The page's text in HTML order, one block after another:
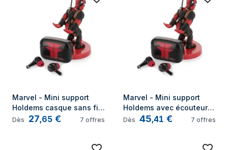
Marvel - Mini support
Holdems casque sans fil
Deadpool & TWS Buds 10
Dès 27,65 € 7 offres
Marvel - Mini support
Holdems avec écouteurs
sans fil Deadpool TWS
Dès 45,41 € 7 offres